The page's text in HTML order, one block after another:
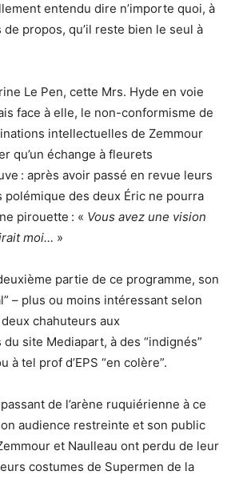
entendu dire n’importe quoi, à
propos, qu’il reste bien le seul à
Le Pen, cette Mrs. Hyde en voie
face à elle, le non-conformisme de
intellectuelles de Zemmour
qu’un échange à fleurets
: après avoir passé en revue leurs
polémique des deux Éric ne pourra
pirouette : « Vous avez une vision
moi… »
partie de ce programme, son
– plus ou moins intéressant selon
chahuteurs aux
site Mediapart, à des “indignés”
à tel prof d’EPS “en colère”.
de l’arène ruquiérienne à ce
audience restreinte et son public
et Naulleau ont perdu de leur
costumes de Supermen de la